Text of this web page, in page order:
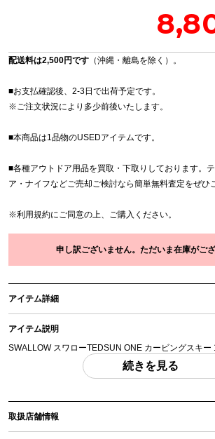
配送料は2,500円です （沖縄・離島を除く）。
■お支払確認後、2-3日で出荷予定です。
※ご注文状況により多少前後いたします。
■本商品は1品物のUSEDアイテムです。
■各種アウトドア用品を買取・下取りしております。
ア・ナイフなどご売却ご検討なら簡単無料査定をぜひ
※利用規約にご同意の上、ご購入ください。
申し訳ございません。ただいま在庫がござ
アイテム詳細
アイテム説明
SWALLOW スワローTEDSUN ONE カービングスキー
品」・・・ 写真のものがすべてになります。
(撮影、運搬備品は除く)
アイテム状態
中古：E（要メンテナンス、オーバーホール推奨、現状
続きを見る
取扱店舗情報